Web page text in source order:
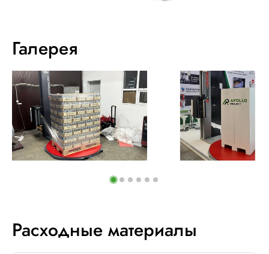
Галерея
Расходные материалы